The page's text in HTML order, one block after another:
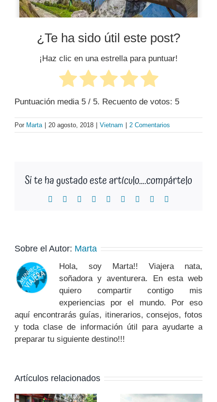
¿Te ha sido útil este post?
¡Haz clic en una estrella para puntuar!
Puntuación media 5 / 5. Recuento de votos: 5
Por Marta | 20 agosto, 2018 | Vietnam | 2 Comentarios
Si te ha gustado este artículo….compártelo
Facebook Reddit LinkedInWhatsApp
TumblrPinterest
Sobre el Autor: Marta
Hola, soy Marta!! Viajera nata,
soñadora y aventurera. En esta web
quiero compartir contigo mis
experiencias por el mundo. Por eso
aquí encontrarás guías, itinerarios, consejos, fotos
y toda clase de información útil para ayudarte a
preparar tu siguiente destino!!!
Artículos relacionados